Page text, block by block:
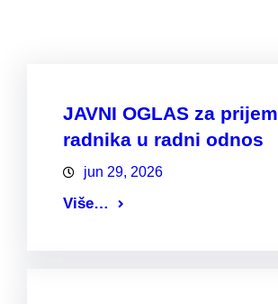
JAVNI OGLAS za prijem
radnika u radni odnos
jun 29, 2026
Više…